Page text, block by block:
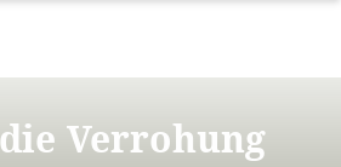
Verrohung